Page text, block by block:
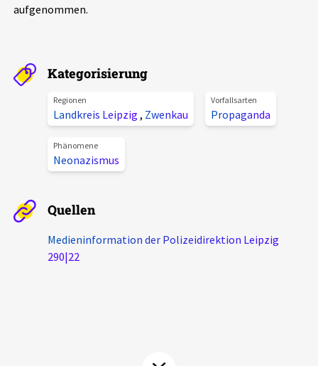
Phänomene
Aktuelles
Alle Beiträge
Veranstaltungen
Pressemitteilungen
Über uns
Projektbeschreibung
Kontakt
Unterstützer_innen
chronik.LE in der Presse
aufgenommen.
Kategorisierung
Regionen
Landkreis Leipzig , Zwenkau
Vorfallsarten
Propaganda
Phänomene
Neonazismus
Quellen
Medieninformation der Polizeidirektion Leipzig
290|22